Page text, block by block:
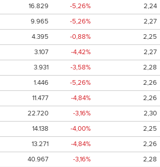
16.829 -5,26%
2,24
9.965 -5,26%
2,27
4.395 -0,88%
2,25
3.107 -4,42%
2,27
3.931 -3,58%
2,28
1.446 -5,26%
2,26
11.477 -4,84%
2,26
22.720 -3,16%
2,30
14.138 -4,00%
2,25
13.271 -4,84%
2,26
40.967 -3,16%
2,28